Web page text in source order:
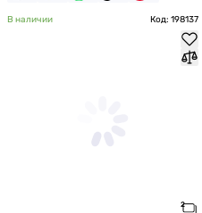
В наличии Код: 198137